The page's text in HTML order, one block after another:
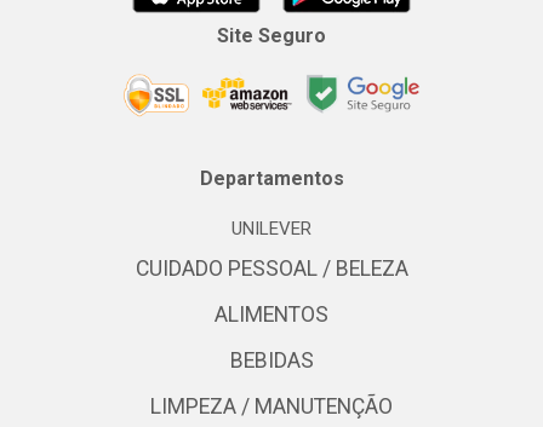
Site Seguro
Departamentos
UNILEVER
CUIDADO PESSOAL / BELEZA
ALIMENTOS
BEBIDAS
LIMPEZA / MANUTENÇÃO